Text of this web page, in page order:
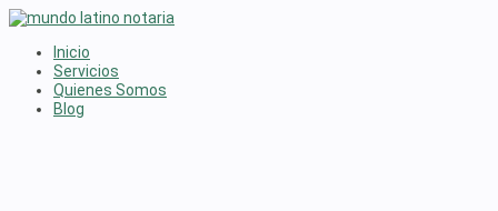
Saltar
contenido
Inicio
Servicios
Quienes Somos
Blog